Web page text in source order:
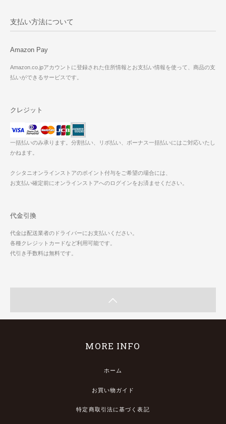
支払い方法について
Amazon Pay
Amazon.co.jpアカウントに登録された住所情報とお支払い情報を使って、商品の支
払いができるサービスです。
クレジット
一括払いのみ承ります。分割払い、リボ払い、ボーナス一括払いにはご対応いたし
かねます。
クシタニオンラインストアのポイント付与をご希望の場合には、
お支払い確定前にオンラインストアへのログインをお済ませください。
代金引換
代金は配送業者のドライバーにお支払いください。
各種クレジットカードなど利用可能です。
代引き手数料は無料です。
MORE INFO
ホーム
お買い物ガイド
特定商取引法に基づく表記